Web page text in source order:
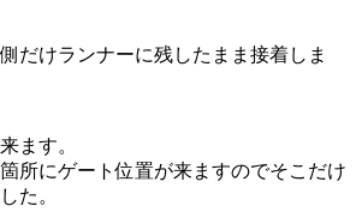
だけランナーに残したまま接着しま
ます。
所にゲート位置が来ますのでそこだけ
た。